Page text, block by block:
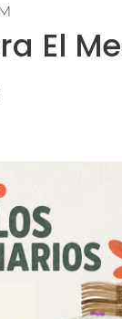
El